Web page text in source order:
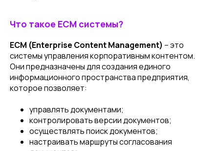
Что такое ECM системы?
ECM (Enterprise Content Management) – это
системы управления корпоративным контентом.
Они предназначены для создания единого
информационного пространства предприятия,
которое позволяет:
управлять документами;
контролировать версии документов;
осуществлять поиск документов;
настраивать маршруты согласования